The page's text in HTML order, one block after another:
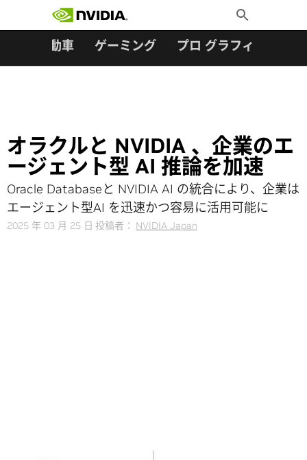
Toggle
Search
自動車 ゲーミング プロ グラフィックス
オラクルと NVIDIA 、企業のエ
ージェント型 AI 推論を加速
Oracle Databaseと NVIDIA AI の統合により、企業は
エージェント型AI を迅速かつ容易に活用可能に
2025 年 03 月 25 日 投稿者： NVIDIA Japan